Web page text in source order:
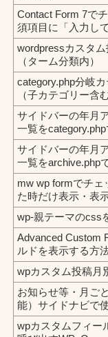
Contact Form 7で
須項目に「入力し
wordpressカスタ
（ターム分類内）
category.php分岐
（子カテゴリー含む
サイドバーの年月
一覧をcategory.php
サイドバーの年月
一覧をarchive.php
mw wp formでチェ
た時だけ表示・表
wp-親テーマのcss
Advanced Custom
ルドを表示する方
wpカスタム投稿月
お知らせ等・月ご
能）サイドナビで
wpカスタムフィー